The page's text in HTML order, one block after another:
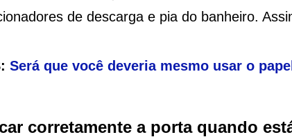
de descarga e pia do banheiro.
Será que você deveria mesmo usar o
corretamente a porta quando